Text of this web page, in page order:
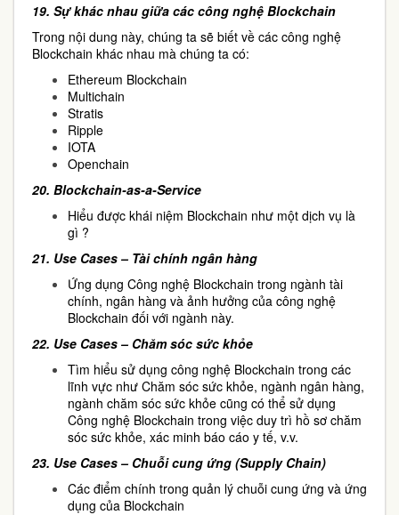
19. Sự khác nhau giữa các công nghệ Blockchain
Trong nội dung này, chúng ta sẽ biết về các công nghệ
Blockchain khác nhau mà chúng ta có:
Ethereum Blockchain
Multichain
Stratis
Ripple
IOTA
Openchain
20. Blockchain-as-a-Service
Hiểu được khái niệm Blockchain như một dịch vụ là
gì ?
21. Use Cases – Tài chính ngân hàng
Ứng dụng Công nghệ Blockchain trong ngành tài
chính, ngân hàng và ảnh hưởng của công nghệ
Blockchain đối với ngành này.
22. Use Cases – Chăm sóc sức khỏe
Tìm hiểu sử dụng công nghệ Blockchain trong các
lĩnh vực như Chăm sóc sức khỏe, ngành ngân hàng,
ngành chăm sóc sức khỏe cũng có thể sử dụng
Công nghệ Blockchain trong việc duy trì hồ sơ chăm
sóc sức khỏe, xác minh báo cáo y tế, v.v.
23. Use Cases – Chuỗi cung ứng (Supply Chain)
Các điểm chính trong quản lý chuỗi cung ứng và ứng
dụng của Blockchain